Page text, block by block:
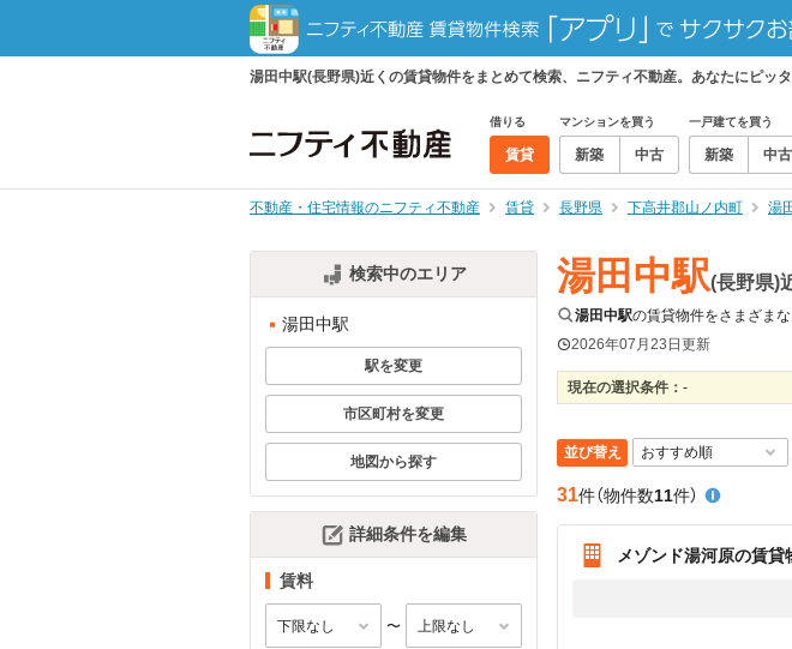
湯田中駅(長野県)近くの賃貸物件をまとめて検索、ニフティ不動産。あなたにピッ
借りる
賃貸
マンションを買う
新築 中古
一戸建てを買う
新築 中古
不動産・住宅情報のニフティ不動産 賃貸 長野県 下高井郡山ノ内町 湯
検索中のエリア
湯田中駅
駅を変更
市区町村を変更
地図から探す
詳細条件を編集
賃料
〜
湯田中駅(長野県)
湯田中駅の賃貸物件をさまざま
2026年07月23日更新
現在の選択条件： -
並び替え
31件（物件数11件）
メゾンド湯河原の賃貸